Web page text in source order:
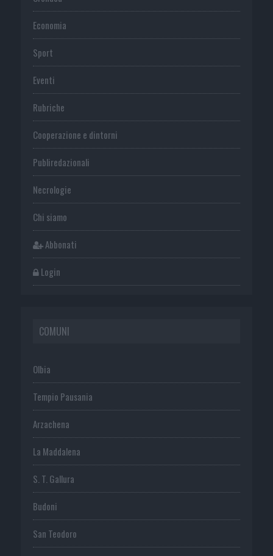
Economia
Sport
Eventi
Rubriche
Cooperazione e dintorni
Publiredazionali
Necrologie
Chi siamo
Abbonati
Login
COMUNI
Olbia
Tempio Pausania
Arzachena
La Maddalena
S. T. Gallura
Budoni
San Teodoro